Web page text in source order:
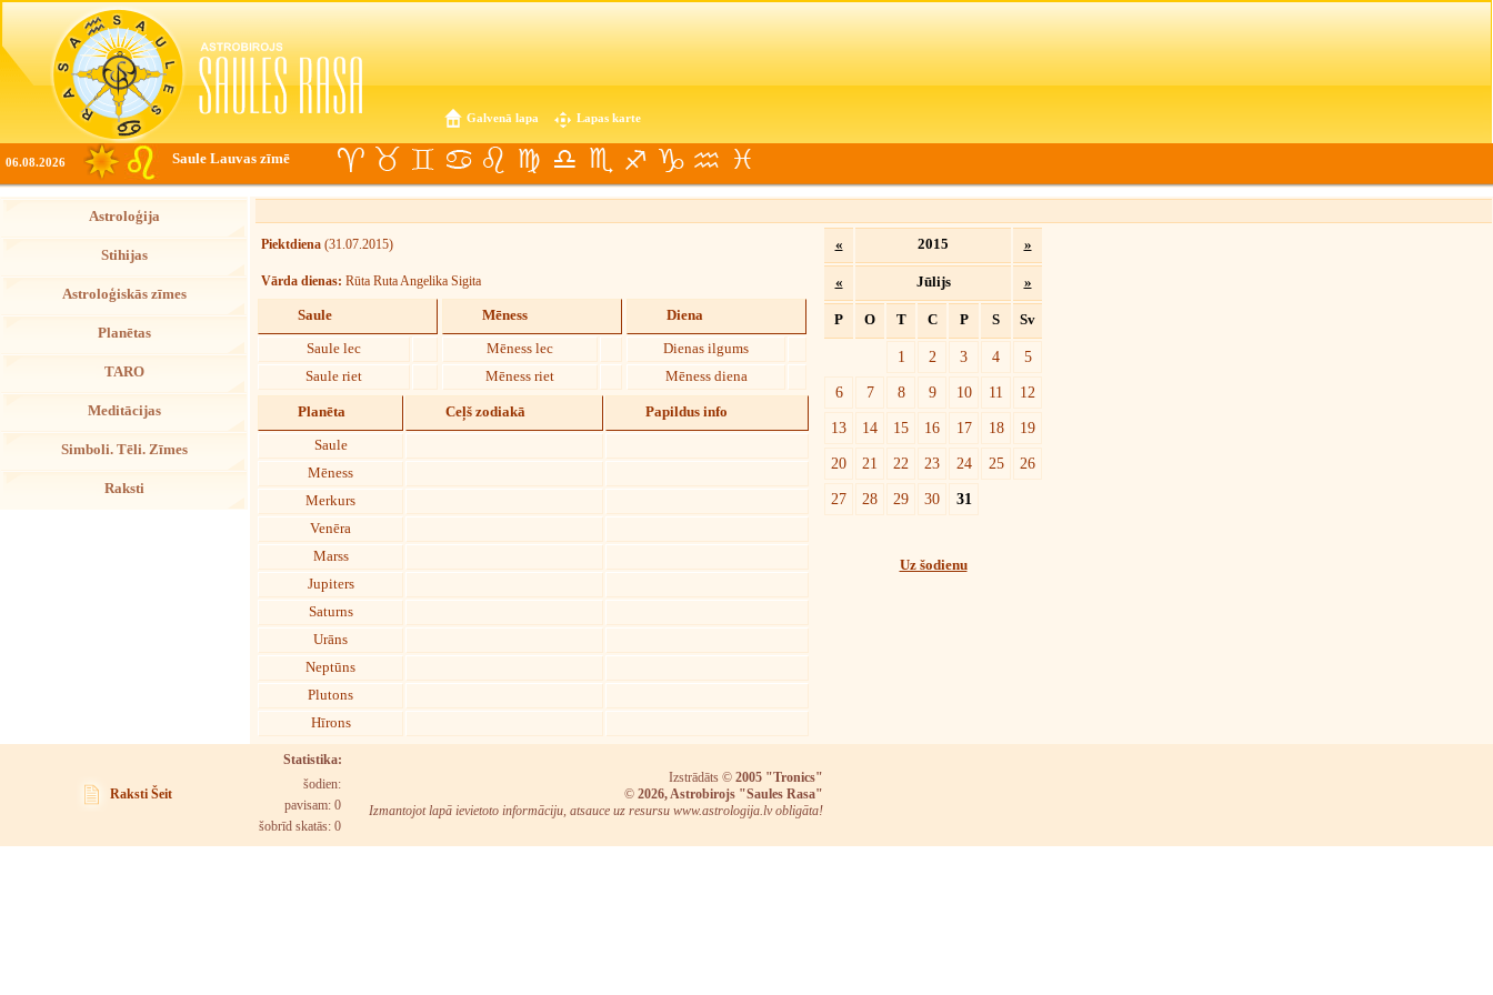
Galvenā lapa Lapas karte
06.08.2026 Saule Lauvas zīmē
Astroloģija
Stihijas
Astroloģiskās zīmes
Planētas
TARO
Meditācijas
Simboli. Tēli. Zīmes
Raksti
Piektdiena (31.07.2015)
Vārda dienas: Rūta Ruta Angelika Sigita
Saule
Saule lec
Saule riet
Mēness
Mēness lec
Mēness riet
Diena
Dienas ilgums
Mēness diena
Planēta Ceļš zodiakā Papildus info
Saule
Mēness
Merkurs
Venēra
Marss
Jupiters
Saturns
Urāns
Neptūns
Plutons
Hīrons
« 2015 »
« Jūlijs »
P O T C P S Sv
1 2 3 4
5
6
7 8 9 10 11
12
13
14 15 16 17 18
19
20
21 22 23 24 25
26
27
28 29 30 31
Uz šodienu
Raksti Šeit
Statistika:
šodien:
pavisam: 0
šobrīd skatās: 0
Izstrādāts © 2005 "Tronics"
© 2026, Astrobirojs "Saules Rasa"
Izmantojot lapā ievietoto informāciju, atsauce uz resursu www.astrologija.lv obligāta!